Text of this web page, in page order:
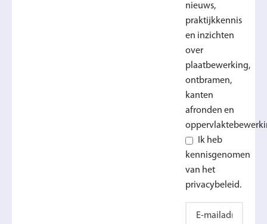
nieuws,
praktijkkennis
en inzichten
over
plaatbewerking,
ontbramen,
kanten
afronden en
Ik heb
kennisgenomen
van het
privacybeleid.